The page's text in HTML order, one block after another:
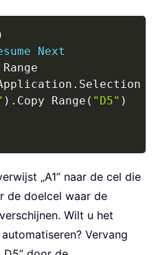
Next
Range
. Selection
) . Copy Range ( "D5" )
„A1” naar de cel die
de doelcel waar de
Wilt u het
Vervang